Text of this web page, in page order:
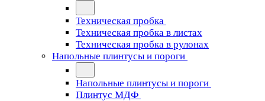
Техническая пробка
Техническая пробка в листах
Техническая пробка в рулонах
Напольные плинтусы и пороги
Напольные плинтусы и пороги
Плинтус МДФ